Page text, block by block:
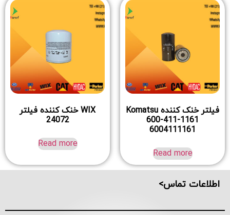
فیلتر خنک کننده Komatsu
600-411-1161
6004111161
Read more
WIX خنک کننده فیلتر
24072
Read more
اطلاعات تماس>